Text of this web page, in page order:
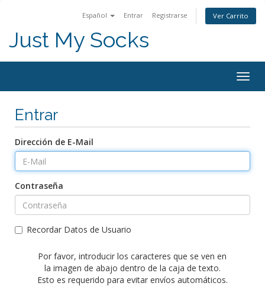
Español Entrar Registrarse Ver Carrito
Just My Socks
Entrar
Dirección de E-Mail
Contraseña
Recordar Datos de Usuario
Por favor, introducir los caracteres que se ven en
la imagen de abajo dentro de la caja de texto.
Esto es requerido para evitar envíos automáticos.